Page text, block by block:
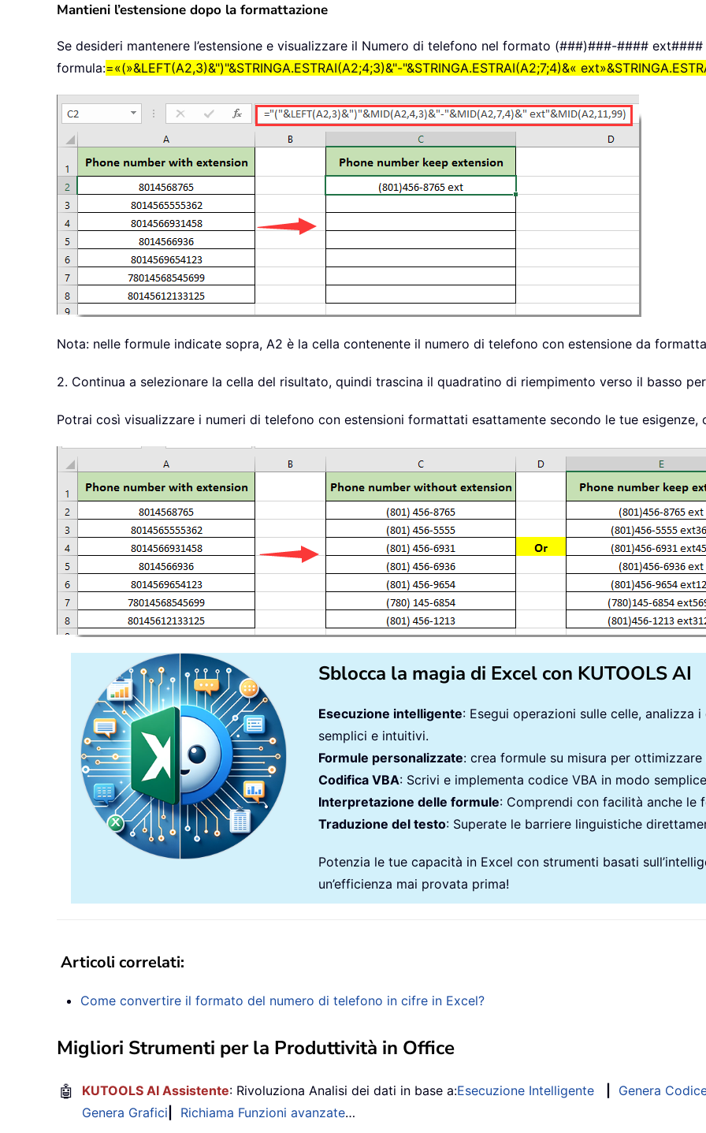
Mantieni l’estensione dopo la formattazione
Se desideri mantenere l’estensione e visualizzare il Numero di telefono nel formato (###)###-####
formula:=«(»&LEFT(A2,3)&")"&STRINGA.ESTRAI(A2;4;3)&"-"&STRINGA.ESTRAI(A2;7;4)&«
Nota: nelle formule indicate sopra, A2 è la cella contenente il numero di telefono con estensione da
2. Continua a selezionare la cella del risultato, quindi trascina il quadratino di riempimento verso il basso
Potrai così visualizzare i numeri di telefono con estensioni formattati esattamente secondo le tue esigenze,
Sblocca la magia di Excel con KUTOOLS AI
Esecuzione intelligente: Esegui operazioni sulle celle,
semplici e intuitivi.
Formule personalizzate: crea formule su misura per
Codifica VBA: Scrivi e implementa codice VBA in modo
Interpretazione delle formule: Comprendi con facilità anche le
Traduzione del testo: Superate le barriere linguistiche
Potenzia le tue capacità in Excel con strumenti basati
un’efficienza mai provata prima!
Articoli correlati:
Come convertire il formato del numero di telefono in cifre in Excel?
Migliori Strumenti per la Produttività in Office
🤖 KUTOOLS AI Assistente: Rivoluziona Analisi dei dati in base a:Esecuzione Intelligente Genera
Genera Grafici
Richiama Funzioni avanzate…